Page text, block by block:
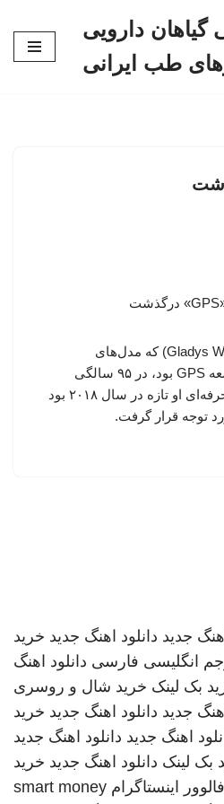
گیاهان دارویی
طب ایرانی
دکتر «گلادیس وست»(Gladys West) که مدل‌های
ریاضی‌اش الهام‌بخش توسعه GPS بود، در ۹۵ سالگی
درگذشت. دهه‌ها فعالیت حرفه‌ای او تازه در سال ۲۰۱۸ بود
توجه قرار گرفت.
جدید دانلود اهنگ جدید خرید
انگلیسی فارسی دانلود اهنگ
بک لینک خرید شال و روسری
جدید دانلود اهنگ جدید خرید
اهنگ جدید دانلود اهنگ جدید
بک لینک دانلود اهنگ جدید خرید
اینستاگرام smart money